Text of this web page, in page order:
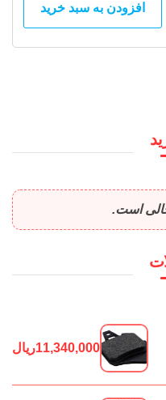
افزودن به سبد خرید
است.
11,340,000ریال